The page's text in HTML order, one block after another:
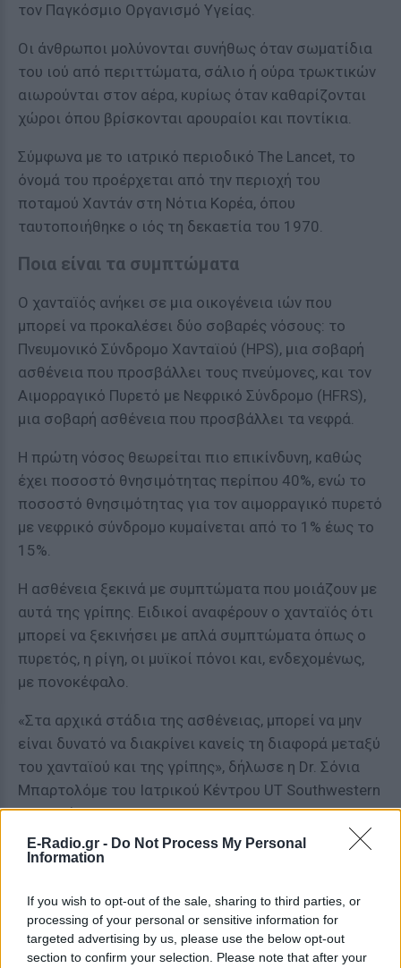
E-Radio.gr - Do Not Process My Personal
Information
If you wish to opt-out of the sale, sharing to third parties, or
processing of your personal or sensitive information for
targeted advertising by us, please use the below opt-out
section to confirm your selection. Please note that after your
τον Παγκόσμιο Οργανισμό Υγείας.
Οι άνθρωποι μολύνονται συνήθως όταν σωματίδια
του ιού από περιττώματα, σάλιο ή ούρα τρωκτικών
αιωρούνται στον αέρα, κυρίως όταν καθαρίζονται
χώροι όπου βρίσκονται αρουραίοι και ποντίκια.
Σύμφωνα με το ιατρικό περιοδικό The Lancet, το
όνομά του προέρχεται από την περιοχή του
ποταμού Χαντάν στη Νότια Κορέα, όπου
ταυτοποιήθηκε ο ιός τη δεκαετία του 1970.
Ποια είναι τα συμπτώματα
Ο χανταϊός ανήκει σε μια οικογένεια ιών που
μπορεί να προκαλέσει δύο σοβαρές νόσους: το
Πνευμονικό Σύνδρομο Χανταϊού (HPS), μια σοβαρή
ασθένεια που προσβάλλει τους πνεύμονες, και τον
Αιμορραγικό Πυρετό με Νεφρικό Σύνδρομο (HFRS),
μια σοβαρή ασθένεια που προσβάλλει τα νεφρά.
Η πρώτη νόσος θεωρείται πιο επικίνδυνη, καθώς
έχει ποσοστό θνησιμότητας περίπου 40%, ενώ το
ποσοστό θνησιμότητας για τον αιμορραγικό πυρετό
με νεφρικό σύνδρομο κυμαίνεται από το 1% έως το
15%.
Η ασθένεια ξεκινά με συμπτώματα που μοιάζουν με
αυτά της γρίπης. Ειδικοί αναφέρουν ο χανταϊός ότι
μπορεί να ξεκινήσει με απλά συμπτώματα όπως ο
πυρετός, η ρίγη, οι μυϊκοί πόνοι και, ενδεχομένως,
με πονοκέφαλο.
«Στα αρχικά στάδια της ασθένειας, μπορεί να μην
είναι δυνατό να διακρίνει κανείς τη διαφορά μεταξύ
του χανταϊού και της γρίπης», δήλωσε η Dr. Σόνια
Μπαρτολόμε του Ιατρικού Κέντρου UT Southwestern
στο Ντάλας.
Τα συμπτώματα του Πνευμονικού Σύνδρομο
εβδομάδες μετά την επαφή με μολυσμένο τρωκτικό.
Καθώς η λοίμωξη εξελίσσεται, οι ασθενείς
ενδέχεται να αισθανθούν σφίξιμο στο στήθος,